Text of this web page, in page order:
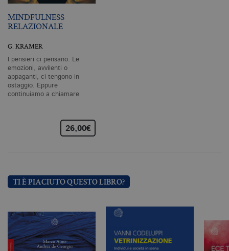
MINDFULNESS
RELAZIONALE
G. KRAMER
I pensieri ci pensano. Le
emozioni, avvilenti o
appaganti, ci tengono in
ostaggio. Eppure
continuiamo a chiamare
26,00€
TI È PIACIUTO QUESTO LIBRO?
_ga